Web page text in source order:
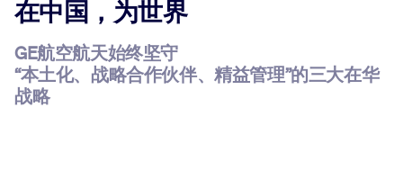
在中国，为世界
GE航空航天始终坚守
“本土化、战略合作伙伴、精益管理”的三大在华
战略